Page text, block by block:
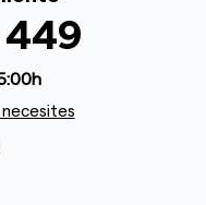
449